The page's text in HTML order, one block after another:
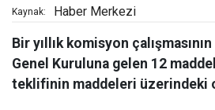
Kaynak: Haber Merkezi
Bir yıllık komisyon
Genel Kuruluna gelen 12
teklifinin maddeleri üzerindeki